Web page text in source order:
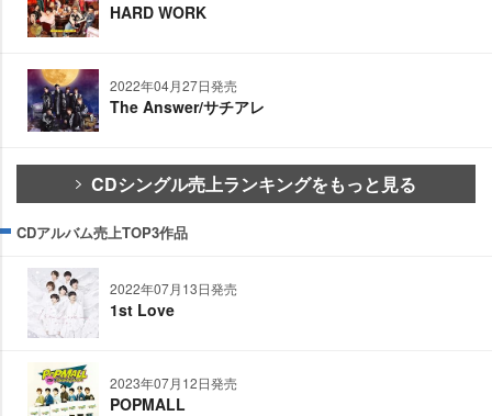
HARD WORK
2022年04月27日発売
The Answer/サチアレ
CDシングル売上ランキングをもっと見る
CDアルバム売上TOP3作品
2022年07月13日発売
1st Love
2023年07月12日発売
POPMALL